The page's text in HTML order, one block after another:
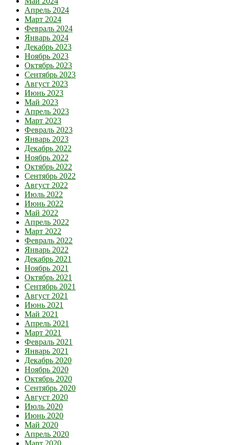
Апрель 2024
Март 2024
Февраль 2024
Январь 2024
Декабрь 2023
Ноябрь 2023
Октябрь 2023
Сентябрь 2023
Август 2023
Июнь 2023
Май 2023
Апрель 2023
Март 2023
Февраль 2023
Январь 2023
Декабрь 2022
Ноябрь 2022
Октябрь 2022
Сентябрь 2022
Август 2022
Июль 2022
Июнь 2022
Май 2022
Апрель 2022
Март 2022
Февраль 2022
Январь 2022
Декабрь 2021
Ноябрь 2021
Октябрь 2021
Сентябрь 2021
Август 2021
Июнь 2021
Май 2021
Апрель 2021
Март 2021
Февраль 2021
Январь 2021
Декабрь 2020
Ноябрь 2020
Октябрь 2020
Сентябрь 2020
Август 2020
Июль 2020
Июнь 2020
Май 2020
Апрель 2020
Март 2020